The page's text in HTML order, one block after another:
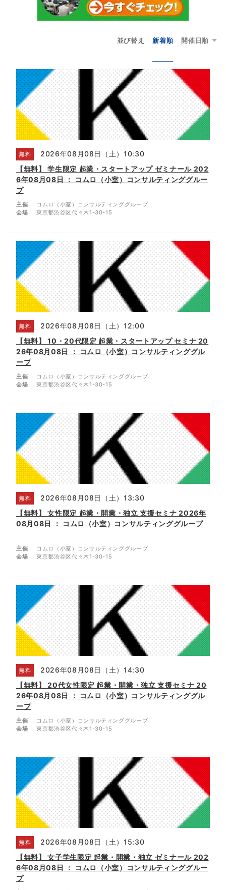
並び替え 新着順 開催日順
無料
2026年08月08日（土）10:30
【無料】 学生限定 起業・スタートアップ ゼミナール 202
6年08月08日 ： コムロ（小室）コンサルティンググルー
プ
主催
コムロ（小室）コンサルティンググループ
会場
東京都渋谷区代々木1-30-15
無料
2026年08月08日（土）12:00
【無料】 10・20代限定 起業・スタートアップ セミナ 20
26年08月08日 ： コムロ（小室）コンサルティンググル
ープ
主催
コムロ（小室）コンサルティンググループ
会場
東京都渋谷区代々木1-30-15
無料
2026年08月08日（土）13:30
【無料】 女性限定 起業・開業・独立 支援セミナ 2026年
08月08日 ： コムロ（小室）コンサルティンググループ
主催
コムロ（小室）コンサルティンググループ
会場
東京都渋谷区代々木1-30-15
無料
2026年08月08日（土）14:30
【無料】 20代女性限定 起業・開業・独立 支援セミナ 20
26年08月08日 ： コムロ（小室）コンサルティンググル
ープ
主催
コムロ（小室）コンサルティンググループ
会場
東京都渋谷区代々木1-30-15
無料
2026年08月08日（土）15:30
【無料】 女子学生限定 起業・開業・独立 ゼミナール 202
6年08月08日 ： コムロ（小室）コンサルティンググルー
プ